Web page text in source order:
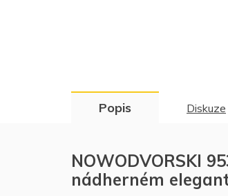
Popis Diskuze
NOWODVORSKI
nádherném